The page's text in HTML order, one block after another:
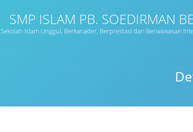
SMP ISLAM PB. SOEDIRMAN
Sekolah Islam Unggul, Berkarakter, Berprestasi dan Berwawasan